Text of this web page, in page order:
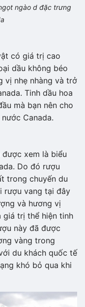
ngào d đặc trưng
có giá trị cao
dầu không béo
vị nhẹ nhàng và trở
Tinh dầu hoa
mà bạn nên cho
Canada.
xem là biểu
Do đó rượu
trong chuyến du
rượu vang tại đây
và hương vị
giá trị thể hiện tinh
này đã được
vàng trong
du khách quốc tế
khó bỏ qua khi